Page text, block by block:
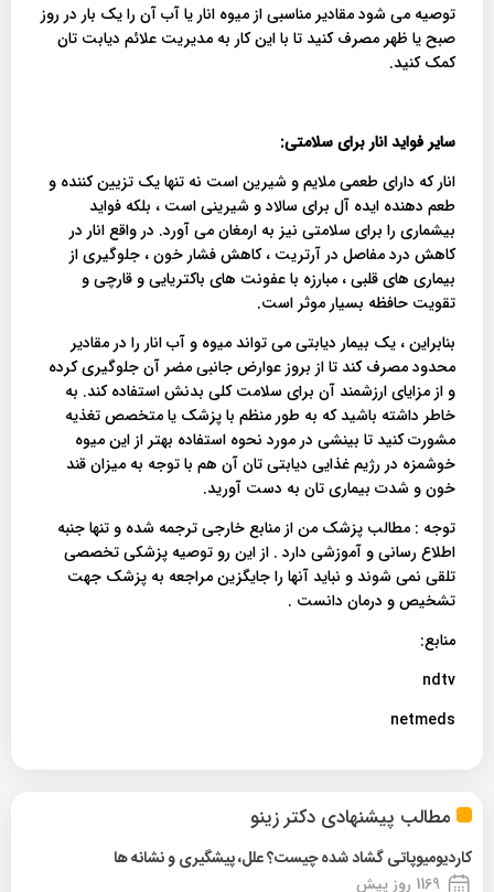
مطالب پیشنهادی دکتر زینو
کاردیومیوپاتی گشاد شده چیست؟ علل، پیشگیری و نشانه ها
1169 روز پیش
توصیه می شود مقادیر مناسبی از میوه انار یا آب آن را یک بار در روز
صبح یا ظهر مصرف کنید تا با این کار به مدیریت علائم دیابت تان
کمک کنید.
سایر فواید انار برای سلامتی:
انار که دارای طعمی ملایم و شیرین است نه تنها یک تزیین کننده و
طعم دهنده ایده آل برای سالاد و شیرینی است ، بلکه فواید
بیشماری را برای سلامتی نیز به ارمغان می آورد. در واقع انار در
کاهش درد مفاصل در آرتریت ، کاهش فشار خون ، جلوگیری از
بیماری های قلبی ، مبارزه با عفونت های باکتریایی و قارچی و
تقویت حافظه بسیار موثر است.
بنابراین ، یک بیمار دیابتی می تواند میوه و آب انار را در مقادیر
محدود مصرف کند تا از بروز عوارض جانبی مضر آن جلوگیری کرده
و از مزایای ارزشمند آن برای سلامت کلی بدنش استفاده کند. به
خاطر داشته باشید که به طور منظم با پزشک یا متخصص تغذیه
مشورت کنید تا بینشی در مورد نحوه استفاده بهتر از این میوه
خوشمزه در رژیم غذایی دیابتی تان آن هم با توجه به میزان قند
خون و شدت بیماری تان به دست آورید.
توجه : مطالب پزشک من از منابع خارجی ترجمه شده و تنها جنبه
اطلاع رسانی و آموزشی دارد . از این رو توصیه پزشکی تخصصی
تلقی نمی شوند و نباید آنها را جایگزین مراجعه به پزشک جهت
تشخیص و درمان دانست .
منابع:
ndtv
netmeds